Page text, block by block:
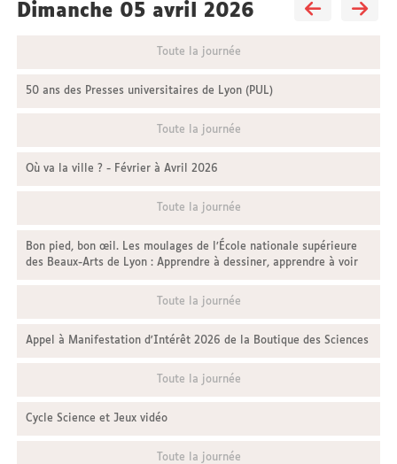
dimanche 05 avril 2026
Toute la journée
50 ans des Presses universitaires de Lyon (PUL)
Toute la journée
Où va la ville ? - Février à Avril 2026
Toute la journée
Bon pied, bon œil. Les moulages de l’École nationale supérieure
des Beaux-Arts de Lyon : Apprendre à dessiner, apprendre à voir
Toute la journée
Appel à Manifestation d'Intérêt 2026 de la Boutique des Sciences
Toute la journée
Cycle Science et Jeux vidéo
Toute la journée